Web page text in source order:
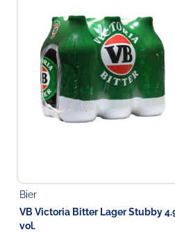
Bier
VB Victoria Bitter Lager Stubby
vol.